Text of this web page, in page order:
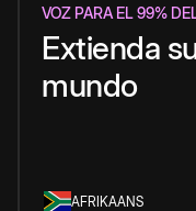
VOZ PARA EL 99%
Extienda
mundo
AFRIKAANS